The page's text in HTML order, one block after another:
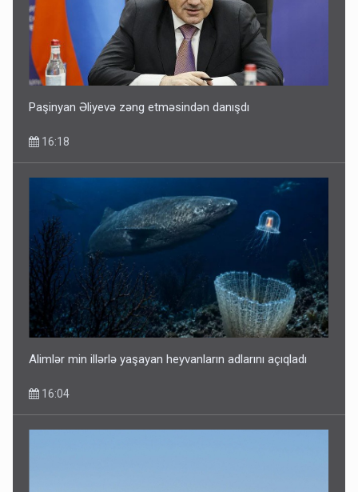
Sənədsiz ev sahiblərinin nəzərinə: Çıxarış almaq üçün...
13:10
Paşinyan Əliyevə zəng etməsindən danışdı
16:18
Alimlər min illərlə yaşayan heyvanların adlarını açıqladı
16:04